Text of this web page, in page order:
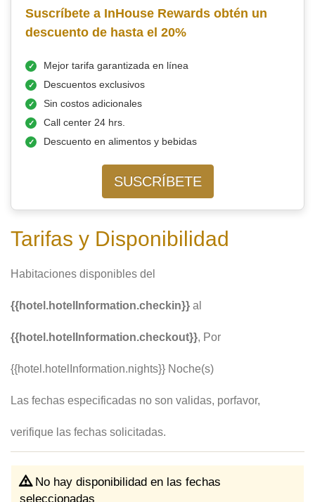
Suscríbete a InHouse Rewards obtén un
descuento de hasta el 20%
Mejor tarifa garantizada en línea
Descuentos exclusivos
Sin costos adicionales
Call center 24 hrs.
Descuento en alimentos y bebidas
SUSCRÍBETE
Tarifas y Disponibilidad
Habitaciones disponibles del
{{hotel.hotelInformation.checkin}} al
{{hotel.hotelInformation.checkout}}, Por
{{hotel.hotelInformation.nights}} Noche(s)
Las fechas especificadas no son validas, porfavor,
verifique las fechas solicitadas.
No hay disponibilidad en las fechas
seleccionadas